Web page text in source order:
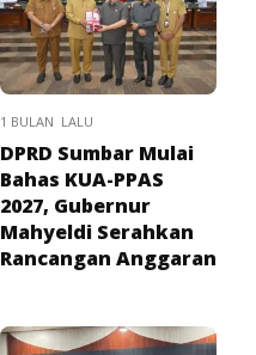
1 BULAN LALU
DPRD Sumbar Mulai
Bahas KUA-PPAS
2027, Gubernur
Mahyeldi Serahkan
Rancangan Anggaran